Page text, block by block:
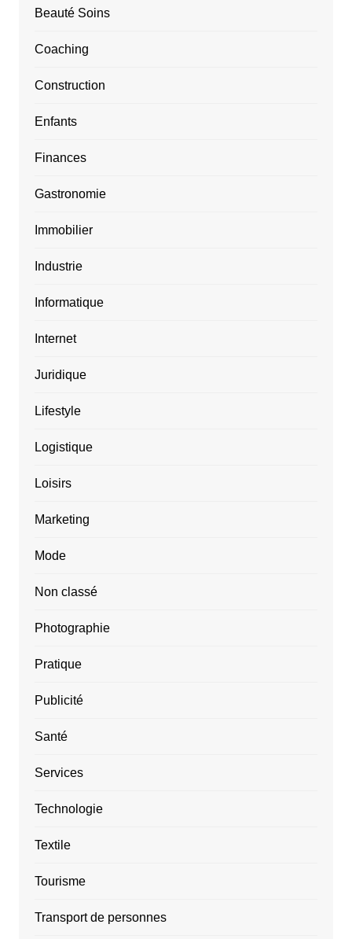
Beauté Soins
Coaching
Construction
Enfants
Finances
Gastronomie
Immobilier
Industrie
Informatique
Internet
Juridique
Lifestyle
Logistique
Loisirs
Marketing
Mode
Non classé
Photographie
Pratique
Publicité
Santé
Services
Technologie
Textile
Tourisme
Transport de personnes